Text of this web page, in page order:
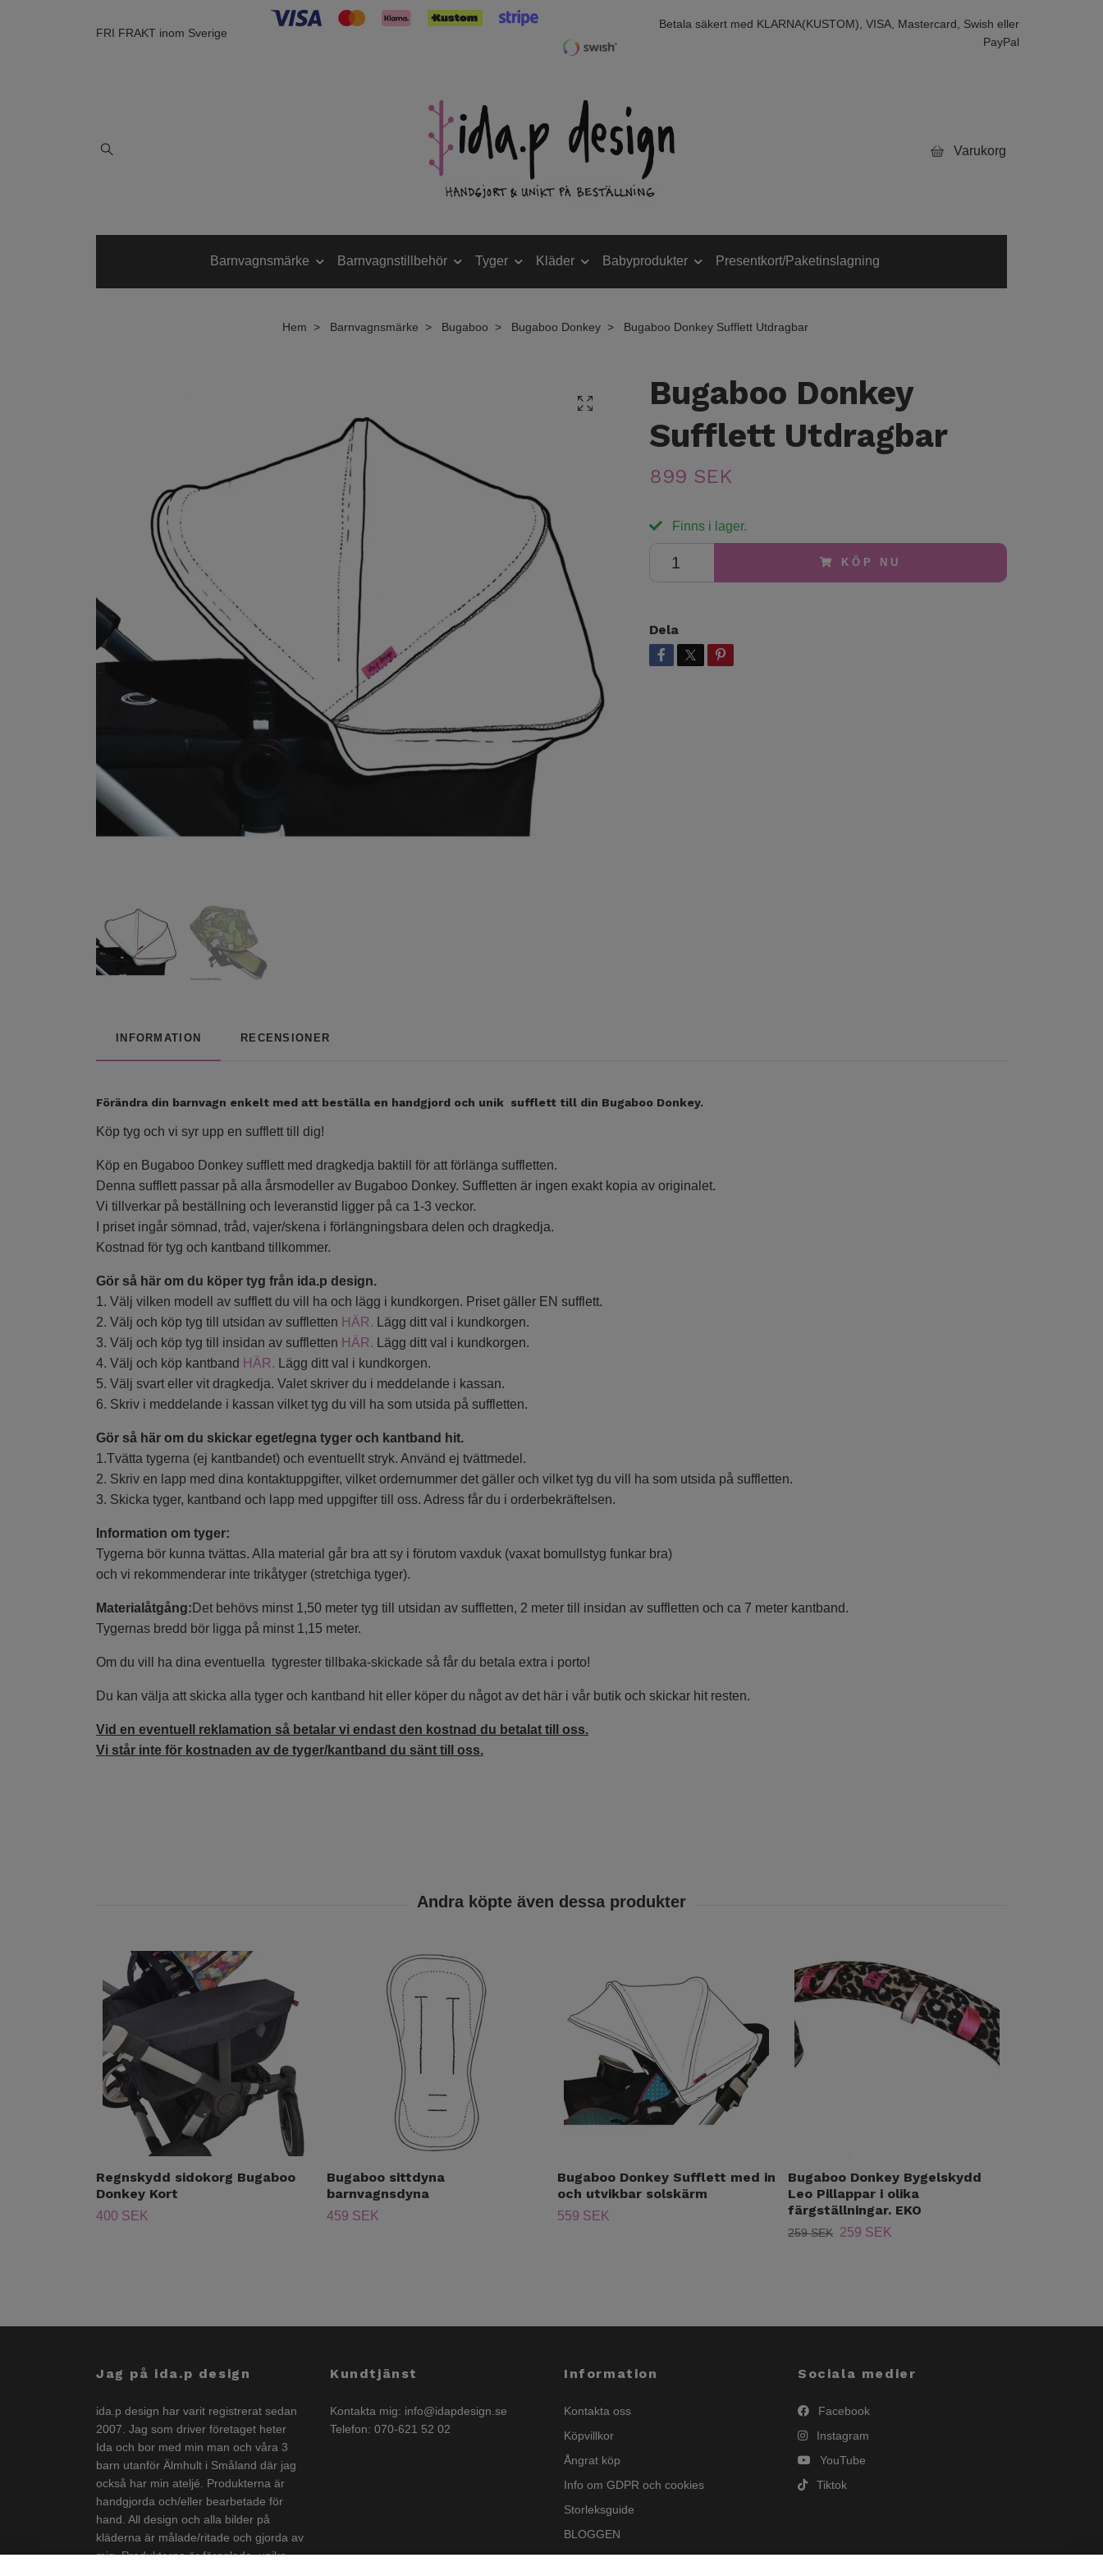
FRI FRAKT inom Sverige
Betala säkert med KLARNA(KUSTOM), VISA, Mastercard, Swish eller
PayPal
Varukorg
Barnvagnsmärke Barnvagnstillbehör Tyger Kläder Babyprodukter Presentkort/Paketinslagning
Hem Barnvagnsmärke Bugaboo Bugaboo Donkey Bugaboo Donkey Sufflett Utdragbar
Bugaboo Donkey
Sufflett Utdragbar
899 SEK
Finns i lager.
KÖP NU
Dela
INFORMATION RECENSIONER
Förändra din barnvagn enkelt med att beställa en handgjord och unik sufflett till din Bugaboo Donkey.
Köp tyg och vi syr upp en sufflett till dig!
Köp en Bugaboo Donkey sufflett med dragkedja baktill för att förlänga suffletten.
Denna sufflett passar på alla årsmodeller av Bugaboo Donkey. Suffletten är ingen exakt kopia av originalet.
Vi tillverkar på beställning och leveranstid ligger på ca 1-3 veckor.
I priset ingår sömnad, tråd, vajer/skena i förlängningsbara delen och dragkedja.
Kostnad för tyg och kantband tillkommer.
Gör så här om du köper tyg från ida.p design.
1. Välj vilken modell av sufflett du vill ha och lägg i kundkorgen. Priset gäller EN sufflett.
2. Välj och köp tyg till utsidan av suffletten HÄR. Lägg ditt val i kundkorgen.
3. Välj och köp tyg till insidan av suffletten HÄR. Lägg ditt val i kundkorgen.
4. Välj och köp kantband HÄR. Lägg ditt val i kundkorgen.
5. Välj svart eller vit dragkedja. Valet skriver du i meddelande i kassan.
6. Skriv i meddelande i kassan vilket tyg du vill ha som utsida på suffletten.
Gör så här om du skickar eget/egna tyger och kantband hit.
1.Tvätta tygerna (ej kantbandet) och eventuellt stryk. Använd ej tvättmedel.
2. Skriv en lapp med dina kontaktuppgifter, vilket ordernummer det gäller och vilket tyg du vill ha som utsida på suffletten.
3. Skicka tyger, kantband och lapp med uppgifter till oss. Adress får du i orderbekräftelsen.
Information om tyger:
Tygerna bör kunna tvättas. Alla material går bra att sy i förutom vaxduk (vaxat bomullstyg funkar bra)
och vi rekommenderar inte trikåtyger (stretchiga tyger).
Materialåtgång: Det behövs minst 1,50 meter tyg till utsidan av suffletten, 2 meter till insidan av suffletten och ca 7 meter kantband.
Tygernas bredd bör ligga på minst 1,15 meter.
Om du vill ha dina eventuella tygrester tillbaka-skickade så får du betala extra i porto!
Du kan välja att skicka alla tyger och kantband hit eller köper du något av det här i vår butik och skickar hit resten.
Vid en eventuell reklamation så betalar vi endast den kostnad du betalat till oss.
Vi står inte för kostnaden av de tyger/kantband du sänt till oss.
Regnskydd sidokorg Bugaboo
Donkey Kort
400 SEK
Bugaboo sittdyna
barnvagnsdyna
459 SEK
Bugaboo Donkey Sufflett med in
och utvikbar solskärm
559 SEK
Bugaboo Donkey Bygelskydd
Leo Pillappar i olika
färgställningar. EKO
259 SEK 259 SEK
Jag på ida.p design
ida.p design har varit registrerat sedan
2007. Jag som driver företaget heter
Ida och bor med min man och våra 3
barn utanför Älmhult i Småland där jag
också har min ateljé. Produkterna är
handgjorda och/eller bearbetade för
hand. All design och alla bilder på
kläderna är målade/ritade och gjorda av
mig. Produkterna är färgglada, unika
Kundtjänst
Kontakta mig: info@idapdesign.se
Telefon: 070-621 52 02
Information
Kontakta oss
Köpvillkor
Ångrat köp
Info om GDPR och cookies
Storleksguide
BLOGGEN
Nyhetsbrev
Sociala medier
Facebook
Instagram
YouTube
Tiktok